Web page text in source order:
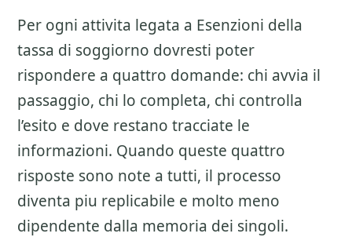
Per ogni attivita legata a Esenzioni della
tassa di soggiorno dovresti poter
rispondere a quattro domande: chi avvia il
passaggio, chi lo completa, chi controlla
l’esito e dove restano tracciate le
informazioni. Quando queste quattro
risposte sono note a tutti, il processo
diventa piu replicabile e molto meno
dipendente dalla memoria dei singoli.